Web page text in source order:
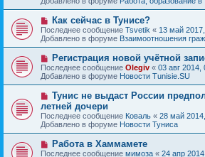
е
щ
е
н
и
е
е
с
о
б
щ
е
н
и
е
Н
о
в
о
е
с
о
о
б
щ
е
н
и
е
Как сейчас в Тунисе?
Последнее сообщение Tsvetik « 13 май
Добавлено в форуме Взаимоотношения
Н
о
в
о
е
о
о
б
щ
е
н
Регистрация новой учётной
Последнее сообщение Olegiv « 03 авг 2014,
Добавлено в форуме Новости Tunisie.SU
Н
в
о
е
с
о
Тунис не выдаст России
летней дочери
Последнее сообщение Коваль « 28 май
Добавлено в форуме Новости Туниса
Н
о
Работа в Хаммамете
Последнее сообщение мимоза « 24 апр